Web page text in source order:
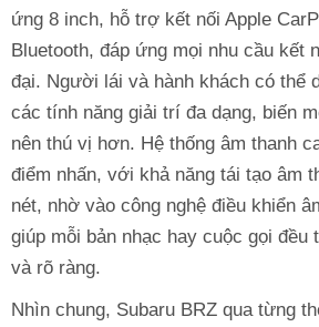
ứng 8 inch, hỗ trợ kết nối Apple
Bluetooth, đáp ứng mọi nhu cầu kết
đại. Người lái và hành khách có thể
các tính năng giải trí đa dạng, biến
nên thú vị hơn. Hệ thống âm thanh
điểm nhấn, với khả năng tái tạo âm
nét, nhờ vào công nghệ điều khiển
giúp mỗi bản nhạc hay cuộc gọi đều
và rõ ràng.
Nhìn chung, Subaru BRZ qua từng